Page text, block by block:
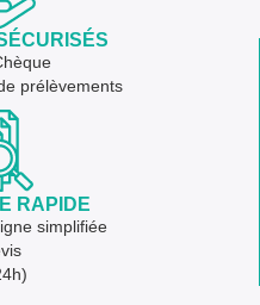
prélèvements
RAPIDE
simplifiée